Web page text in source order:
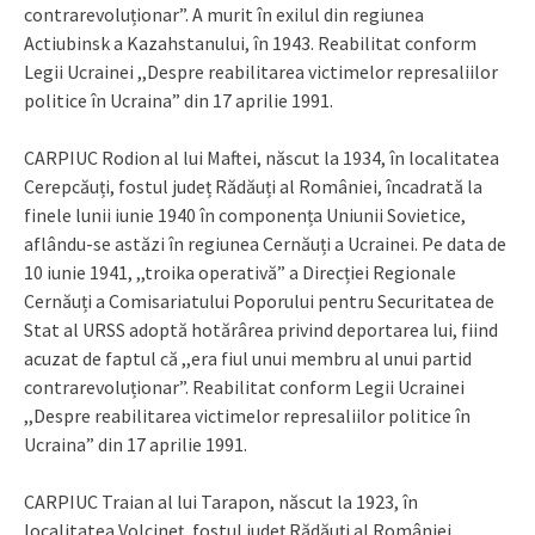
contrarevoluționar”. A murit în exilul din regiunea
Actiubinsk a Kazahstanului, în 1943. Reabilitat conform
Legii Ucrainei ,,Despre reabilitarea victimelor represaliilor
politice în Ucraina” din 17 aprilie 1991.
CARPIUC Rodion al lui Maftei, născut la 1934, în localitatea
Cerepcăuți, fostul județ Rădăuți al României, încadrată la
finele lunii iunie 1940 în componența Uniunii Sovietice,
aflându-se astăzi în regiunea Cernăuți a Ucrainei. Pe data de
10 iunie 1941, ,,troika operativă” a Direcției Regionale
Cernăuți a Comisariatului Poporului pentru Securitatea de
Stat al URSS adoptă hotărârea privind deportarea lui, fiind
acuzat de faptul că ,,era fiul unui membru al unui partid
contrarevoluționar”. Reabilitat conform Legii Ucrainei
,,Despre reabilitarea victimelor represaliilor politice în
Ucraina” din 17 aprilie 1991.
CARPIUC Traian al lui Tarapon, născut la 1923, în